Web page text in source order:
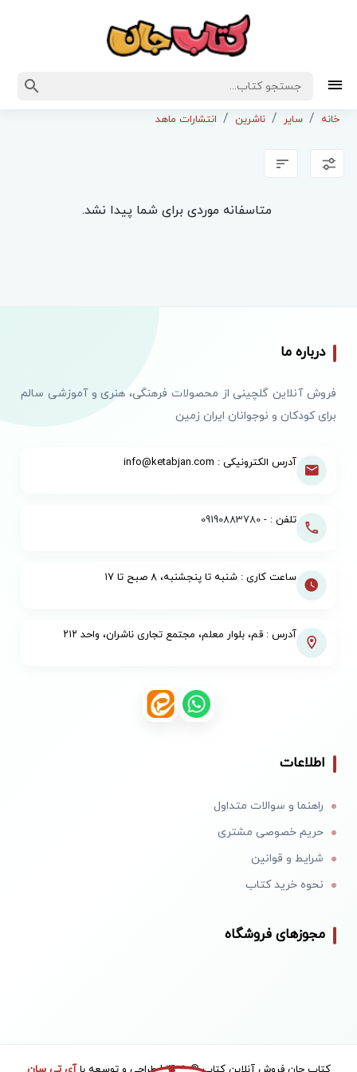
خانه سایر ناشرین انتشارات ماهد
متاسفانه موردی برای شما پیدا نشد.
درباره ما
فروش آنلاین گلچینی از محصولات فرهنگی، هنری و آموزشی سالم
برای کودکان و نوجوانان ایران زمین
آدرس الکترونیکی : info@ketabjan.com
تلفن : -09190883780
ساعت کاری : شنبه تا پنجشنبه، ۸ صبح تا ۱۷
آدرس : قم، بلوار معلم، مجتمع تجاری ناشران، واحد ۲۱۲
اطلاعات
راهنما و سوالات متداول
حریم خصوصی مشتری
شرایط و قوانین
نحوه خرید کتاب
مجوزهای فروشگاه